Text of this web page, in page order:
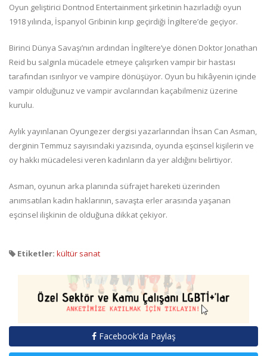
Oyun geliştirici Dontnod Entertainment şirketinin hazırladığı oyun
1918 yılında, İspanyol Gribinin kırıp geçirdiği İngiltere’de geçiyor.
Birinci Dünya Savaşı’nın ardından İngiltere’ye dönen Doktor Jonathan
Reid bu salgınla mücadele etmeye çalışırken vampir bir hastası
tarafından ısırılıyor ve vampire dönüşüyor. Oyun bu hikâyenin içinde
vampir olduğunuz ve vampir avcılarından kaçabilmeniz üzerine
kurulu.
Aylık yayınlanan Oyungezer dergisi yazarlarından İhsan Can Asman,
derginin Temmuz sayısındaki yazısında, oyunda eşcinsel kişilerin ve
oy hakkı mücadelesi veren kadınların da yer aldığını belirtiyor.
Asman, oyunun arka planında süfrajet hareketi üzerinden
anımsatılan kadın haklarının, savaşta erler arasında yaşanan
eşcinsel ilişkinin de olduğuna dikkat çekiyor.
Etiketler: kültür sanat
Facebook'da Paylaş